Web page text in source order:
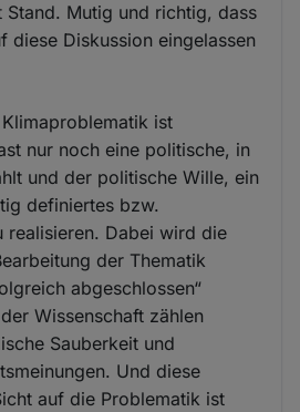
Stand. Mutig und richtig, dass
diese Diskussion eingelassen
ist
nur noch eine politische, in
und der politische Wille, ein
definiertes bzw.
realisieren. Dabei wird die
der Thematik
abgeschlossen“
Wissenschaft zählen
Sauberkeit und
Und diese
auf die Problematik ist